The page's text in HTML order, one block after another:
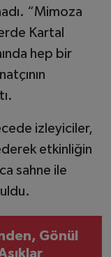
“Mimoza
Kartal
hep bir
izleyiciler,
etkinliğin
sahne ile
Gönül